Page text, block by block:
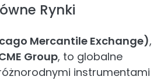
Rynki
Mercantile Exchange),
Group, to globalne
instrumentami